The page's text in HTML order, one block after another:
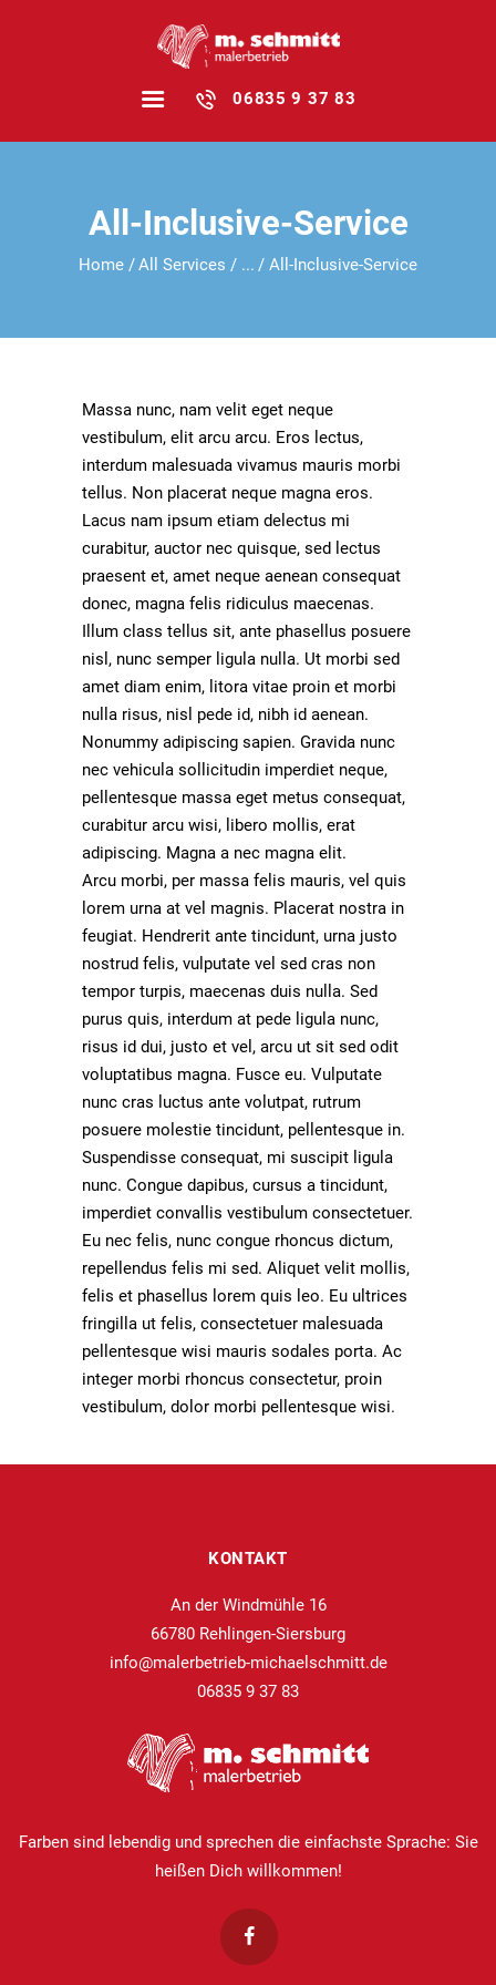
06835 9 37 83
All-Inclusive-Service
Home All Services ... All-Inclusive-Service
Massa nunc, nam velit eget neque
vestibulum, elit arcu arcu. Eros lectus,
interdum malesuada vivamus mauris morbi
tellus. Non placerat neque magna eros.
Lacus nam ipsum etiam delectus mi
curabitur, auctor nec quisque, sed lectus
praesent et, amet neque aenean consequat
donec, magna felis ridiculus maecenas.
Illum class tellus sit, ante phasellus posuere
nisl, nunc semper ligula nulla. Ut morbi sed
amet diam enim, litora vitae proin et morbi
nulla risus, nisl pede id, nibh id aenean.
Nonummy adipiscing sapien. Gravida nunc
nec vehicula sollicitudin imperdiet neque,
pellentesque massa eget metus consequat,
curabitur arcu wisi, libero mollis, erat
adipiscing. Magna a nec magna elit.
Arcu morbi, per massa felis mauris, vel quis
lorem urna at vel magnis. Placerat nostra in
feugiat. Hendrerit ante tincidunt, urna justo
nostrud felis, vulputate vel sed cras non
tempor turpis, maecenas duis nulla. Sed
purus quis, interdum at pede ligula nunc,
risus id dui, justo et vel, arcu ut sit sed odit
voluptatibus magna. Fusce eu. Vulputate
nunc cras luctus ante volutpat, rutrum
posuere molestie tincidunt, pellentesque in.
Suspendisse consequat, mi suscipit ligula
nunc. Congue dapibus, cursus a tincidunt,
imperdiet convallis vestibulum consectetuer.
Eu nec felis, nunc congue rhoncus dictum,
repellendus felis mi sed. Aliquet velit mollis,
felis et phasellus lorem quis leo. Eu ultrices
fringilla ut felis, consectetuer malesuada
pellentesque wisi mauris sodales porta. Ac
integer morbi rhoncus consectetur, proin
vestibulum, dolor morbi pellentesque wisi.
KONTAKT
An der Windmühle 16
66780 Rehlingen-Siersburg
info@malerbetrieb-michaelschmitt.de
06835 9 37 83
Farben sind lebendig und sprechen die einfachste Sprache: Sie
heißen Dich willkommen!